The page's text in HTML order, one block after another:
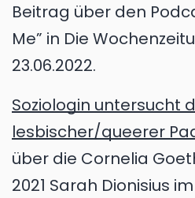
Beitrag über den
Me” in Die
23.06.2022.
Soziologin untersucht
lesbischer/queerer
über die Cornelia
2021 Sarah Dionisius